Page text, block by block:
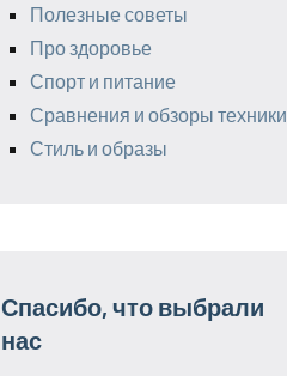
Полезные советы
Про здоровье
Спорт и питание
Сравнения и обзоры техники
Стиль и образы
Спасибо, что выбрали
нас